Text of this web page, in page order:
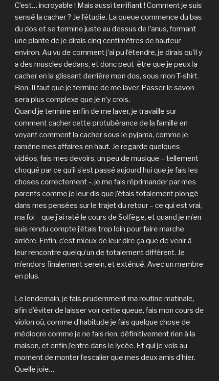
C’est… incroyable ! Mais aussi terrifiant ! Comment je suis
sensé la cacher ? Je l’étudie. La queue commence du bas
du dos et se termine juste au dessus de l’anus, formant
une plante de je dirais cinq centimètres de hauteur
environ. Au vu de comment j’ai pu l’étendre, je dirais qu’il y
a des muscles dedans, et donc peut-être que je peux la
cacher en la glissant derrière mon dos, sous mon T-shirt.
Bon. Il faut que je termine de me laver. Passer le savon
sera plus complexe que je n’y crois.
Quand je termine enfin de me laver, je travaille sur
comment cacher cette protubérance de la famille en
voyant comment la cacher sous le pyjama, comme je
ramène mes affaires en haut. Je regarde quelques
vidéos, fais mes devoirs, un peu de musique – tellement
choqué par ce qu’il s’est passé aujourd’hui que je fais les
choses correctement -, je me fais réprimander par mes
parents comme je leur dis que j’étais totalement plongé
dans mes pensées sur le trajet du retour – ce qui est vrai,
ma foi – que j’ai raté le cours de Solfège, et quand je m’en
suis rendu compte j’étais trop loin pour faire marche
arrière. Enfin, c’est mieux de leur dire ça que de venir à
leur rencontre quelqu’un de totalement différent. Je
m’endors finalement serein, et exténué. Avec un membre
en plus.
Le lendemain, je fais prudemment ma routine matinale,
afin d’éviter de laisser voir cette queue, fais mon cours de
violon où, comme d’habitude je fais quelque chose de
médiocre comme je ne fais rien, définitivement rien à la
maison, et enfin j’entre dans le lycée. Et qui je vois au
moment de monter l’escalier que mes deux amis d’hier.
Quelle joie…